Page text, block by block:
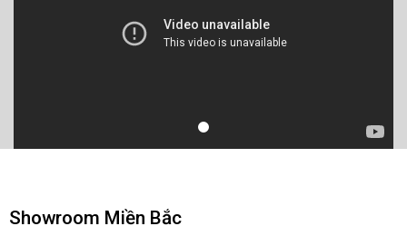
Showroom Miền Bắc